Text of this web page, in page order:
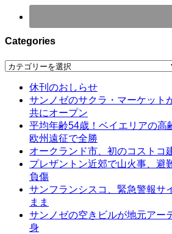
Categories
Categories
休刊のおしらせ
サンノゼのサクラ・マーケット
共にオープン
平均年齢54歳！ベイエリアの高
欧州遠征で全勝
オークランド市、初のコストコ
プレザントン近郊で山火事、避
負傷
サンフランシスコ、緊急警報サ
まま
サンノゼの空きビルが地元アー
身